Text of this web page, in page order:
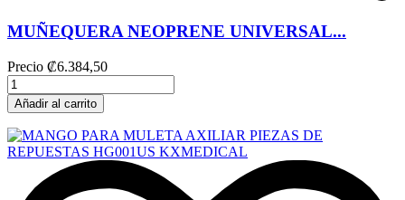
MUÑEQUERA NEOPRENE UNIVERSAL...
Precio ₡6.384,50
Añadir al carrito